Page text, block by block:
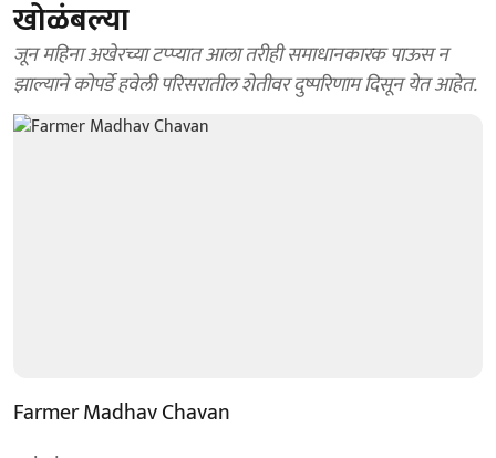
खोळंबल्या
जून महिना अखेरच्या टप्प्यात आला तरीही समाधानकारक पाऊस न
झाल्याने कोपर्डे हवेली परिसरातील शेतीवर दुष्परिणाम दिसून येत आहेत.
Farmer Madhav Chavan